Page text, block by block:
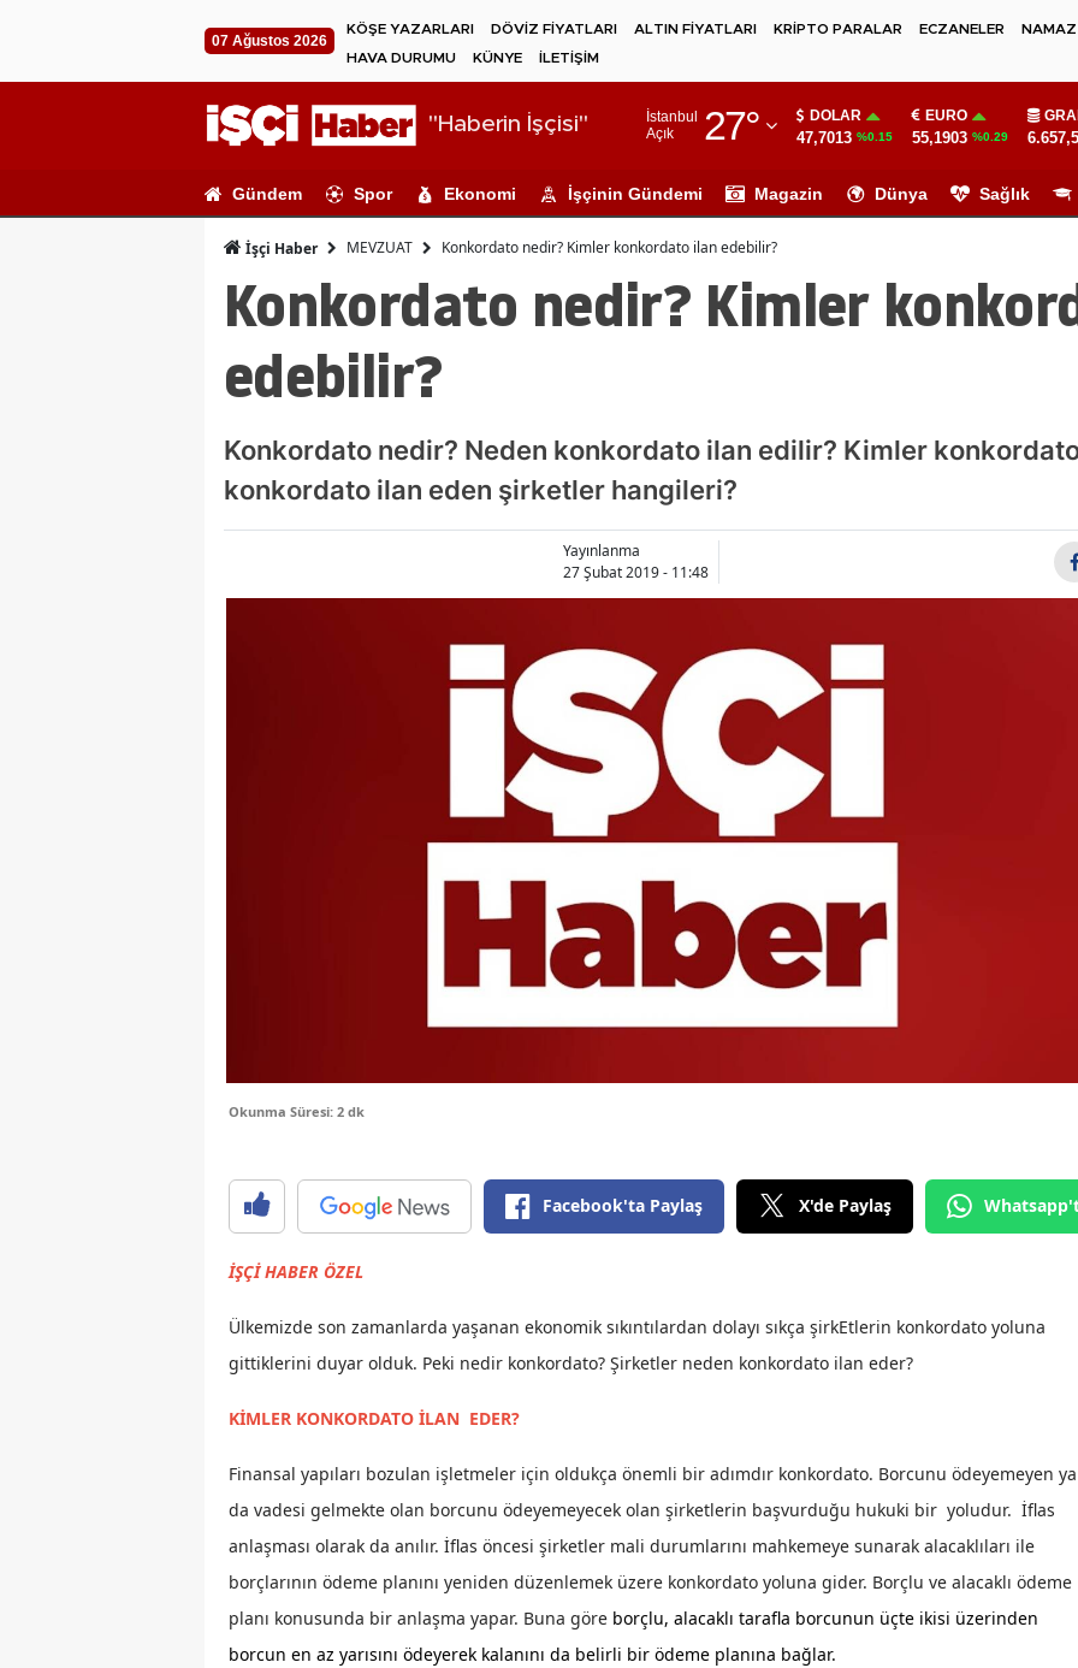
07 Ağustos 2026
KÖŞE YAZARLARI DÖVİZ FİYATLARI ALTIN FİYATLARI KRİPTO PARALAR ECZANELER
NAMAZ
HAVA DURUMU
KÜNYE İLETİŞİM
"Haberin İşçisi"
İstanbul
Açık
27°
Adıyaman
Ağrı
Ankara
Aydın
Bilecik
Bitlis
Burdur
Bursa
Çankırı
Çorum
Erzincan
Gaziantep
Hakkari
Hatay
Mersin
DOLAR
47,7013 %0.15
EURO
55,1903 %0.29
Gündem Spor Ekonomi İşçinin Gündemi Magazin Dünya Sağlık
İşçi Haber MEVZUAT Konkordato nedir? Kimler konkordato ilan edebilir?
Konkordato nedir? Kimler
edebilir?
Konkordato nedir? Neden konkordato ilan edilir? Kimler
konkordato ilan eden şirketler hangileri?
Yayınlanma
27 Şubat 2019 - 11:48
Okunma Süresi: 2 dk
Facebook'ta Paylaş X'de Paylaş
İŞÇİ HABER ÖZEL
Ülkemizde son zamanlarda yaşanan ekonomik sıkıntılardan dolayı sıkça şirkEtlerin konkordato yoluna
gittiklerini duyar olduk. Peki nedir konkordato? Şirketler neden konkordato ilan eder?
KİMLER KONKORDATO İLAN EDER?
Finansal yapıları bozulan işletmeler için oldukça önemli bir adımdır konkordato. Borcunu ödeyemeyen ya
da vadesi gelmekte olan borcunu ödeyemeyecek olan şirketlerin başvurduğu hukuki bir yoludur. İflas
anlaşması olarak da anılır. İflas öncesi şirketler mali durumlarını mahkemeye sunarak alacaklıları ile
borçlarının ödeme planını yeniden düzenlemek üzere konkordato yoluna gider. Borçlu ve alacaklı ödeme
planı konusunda bir anlaşma yapar. Buna göre borçlu, alacaklı tarafla borcunun üçte ikisi üzerinden
borcun en az yarısını ödeyerek kalanını da belirli bir ödeme planına bağlar.